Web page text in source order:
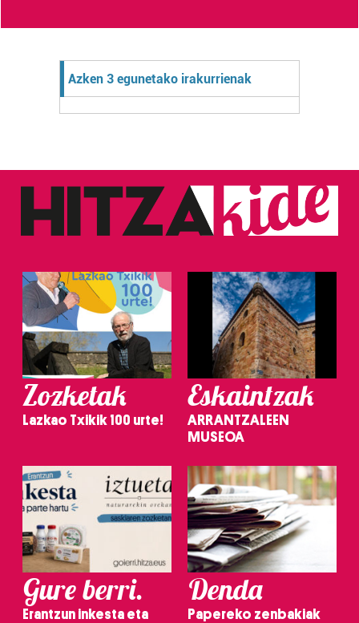
Azken 3 egunetako irakurrienak
Zozketak
Lazkao Txikik 100 urte!
Eskaintzak
ARRANTZALEEN
MUSEOA
Gure berri.
Erantzun inkesta eta
Denda
Papereko zenbakiak